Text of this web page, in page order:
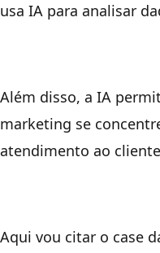
usa IA para analisar
Além disso, a IA
marketing se
atendimento ao
Aqui vou citar o case